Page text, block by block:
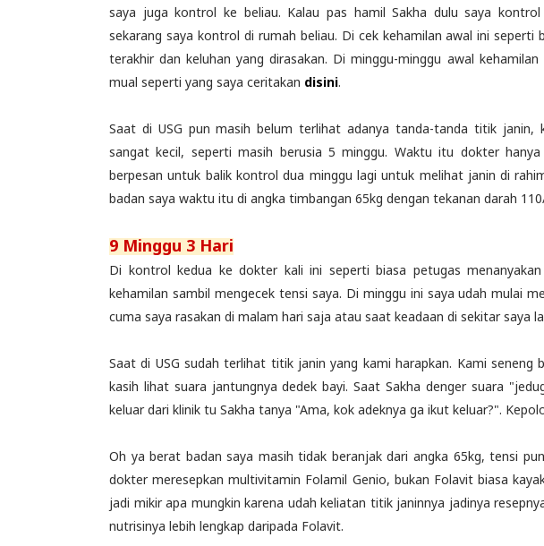
saya juga kontrol ke beliau. Kalau pas hamil Sakha dulu saya
sekarang saya kontrol di rumah beliau. Di cek kehamilan awal ini seperti
terakhir dan keluhan yang dirasakan. Di minggu-minggu awal
mual seperti yang saya ceritakan disini.
Saat di USG pun masih belum terlihat adanya tanda-tanda titik janin,
sangat kecil, seperti masih berusia 5 minggu. Waktu itu dokter
berpesan untuk balik kontrol dua minggu lagi untuk melihat janin di
badan saya waktu itu di angka timbangan 65kg dengan tekanan darah
9 Minggu 3 Hari
Di kontrol kedua ke dokter kali ini seperti biasa petugas
kehamilan sambil mengecek tensi saya. Di minggu ini saya udah mulai
cuma saya rasakan di malam hari saja atau saat keadaan di sekitar saya
Saat di USG sudah terlihat titik janin yang kami harapkan. Kami
kasih lihat suara jantungnya dedek bayi. Saat Sakha denger suara
keluar dari klinik tu Sakha tanya "Ama, kok adeknya ga ikut keluar?".
Oh ya berat badan saya masih tidak beranjak dari angka 65kg, tensi
dokter meresepkan multivitamin Folamil Genio, bukan Folavit biasa
jadi mikir apa mungkin karena udah keliatan titik janinnya jadinya
nutrisinya lebih lengkap daripada Folavit.